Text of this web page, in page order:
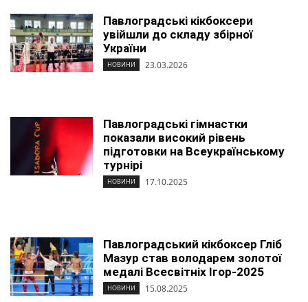
Павлоградські кікбоксери
увійшли до складу збірної
України
НОВИНИ 23.03.2026
Павлоградські гімнастки
показали високий рівень
підготовки на Всеукраїнському
турнірі
НОВИНИ 17.10.2025
Павлоградський кікбоксер Гліб
Мазур став володарем золотої
медалі Всесвітніх Ігор-2025
НОВИНИ 15.08.2025